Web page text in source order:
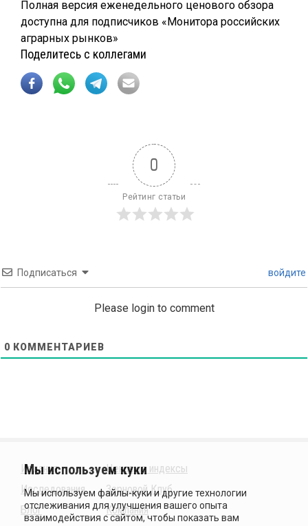
Полная версия еженедельного ценового обзора
доступна для подписчиков «Монитора российских
аграрных рынков»
Поделитесь с коллегами
0
Рейтинг статьи
Подписаться войдите
Please login to comment
0 КОММЕНТАРИЕВ
Издания
Исследования
Блог
Ценовые индексы
Зерновой Клуб
Компания